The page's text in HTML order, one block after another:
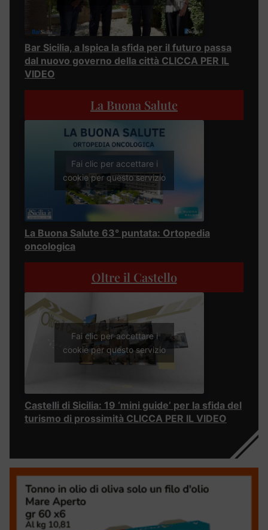
Bar Sicilia, a Ispica la sfida per il futuro passa
dal nuovo governo della città CLICCA PER IL
VIDEO
La Buona Salute
Fai clic per accettare i
cookie per questo servizio
La Buona Salute 63° puntata: Ortopedia
oncologica
Oltre il Castello
Fai clic per accettare i
cookie per questo servizio
Castelli di Sicilia: 19 ‘mini guide’ per la sfida del
turismo di prossimità CLICCA PER IL VIDEO